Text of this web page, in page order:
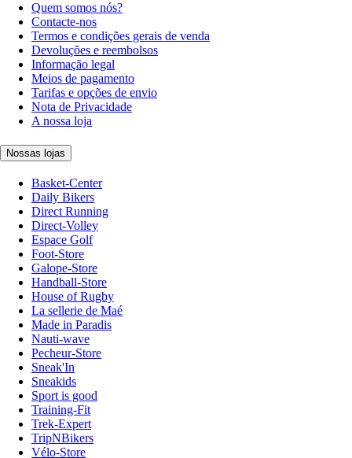
Quem somos nós?
Contacte-nos
Termos e condições gerais de venda
Devoluções e reembolsos
Informação legal
Meios de pagamento
Tarifas e opções de envio
Nota de Privacidade
A nossa loja
Nossas lojas
Basket-Center
Daily Bikers
Direct Running
Direct-Volley
Espace Golf
Foot-Store
Galope-Store
Handball-Store
House of Rugby
La sellerie de Maé
Made in Paradis
Nauti-wave
Pecheur-Store
Sneak'In
Sneakids
Sport is good
Training-Fit
Trek-Expert
TripNBikers
Vélo-Store